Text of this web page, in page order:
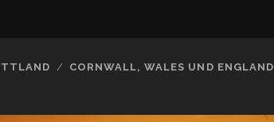
CORNWALL, WALES UND ENGLAND